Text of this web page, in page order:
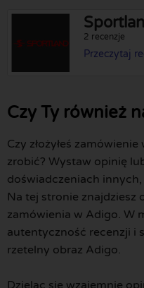
2 recenzje
Przeczytaj
Czy Ty również
Czy złożyłeś
zrobić? Wystaw opinię
doświadczeniach
Na tej stronie znajdziesz
zamówienia w Adigo. W
autentyczność recenzji i
rzetelny obraz Adigo.